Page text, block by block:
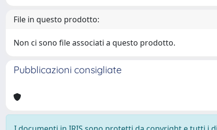
File in questo prodotto:
Non ci sono file associati a questo prodotto.
Pubblicazioni consigliate